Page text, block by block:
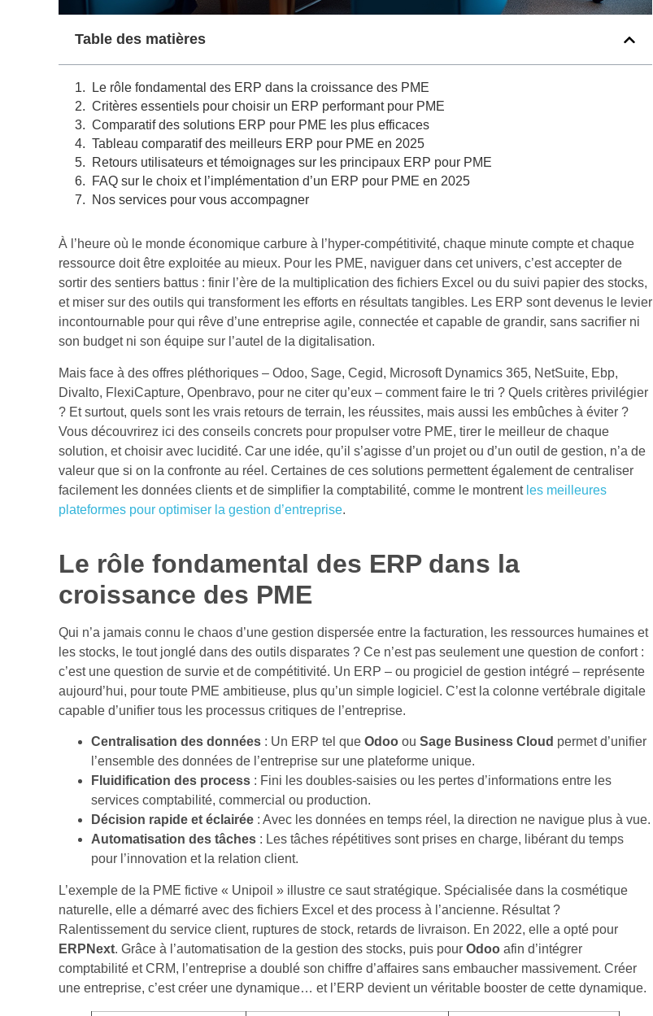
Table des matières
Le rôle fondamental des ERP dans la croissance des PME
Critères essentiels pour choisir un ERP performant pour PME
Comparatif des solutions ERP pour PME les plus efficaces
Tableau comparatif des meilleurs ERP pour PME en 2025
Retours utilisateurs et témoignages sur les principaux ERP pour PME
FAQ sur le choix et l’implémentation d’un ERP pour PME en 2025
Nos services pour vous accompagner
À l’heure où le monde économique carbure à l’hyper-compétitivité, chaque minute compte et chaque
ressource doit être exploitée au mieux. Pour les PME, naviguer dans cet univers, c’est accepter de
sortir des sentiers battus : finir l’ère de la multiplication des fichiers Excel ou du suivi papier des stocks,
et miser sur des outils qui transforment les efforts en résultats tangibles. Les ERP sont devenus le levier
incontournable pour qui rêve d’une entreprise agile, connectée et capable de grandir, sans sacrifier ni
son budget ni son équipe sur l’autel de la digitalisation.
Mais face à des offres pléthoriques – Odoo, Sage, Cegid, Microsoft Dynamics 365, NetSuite, Ebp,
Divalto, FlexiCapture, Openbravo, pour ne citer qu’eux – comment faire le tri ? Quels critères privilégier
? Et surtout, quels sont les vrais retours de terrain, les réussites, mais aussi les embûches à éviter ?
Vous découvrirez ici des conseils concrets pour propulser votre PME, tirer le meilleur de chaque
solution, et choisir avec lucidité. Car une idée, qu’il s’agisse d’un projet ou d’un outil de gestion, n’a de
valeur que si on la confronte au réel. Certaines de ces solutions permettent également de centraliser
facilement les données clients et de simplifier la comptabilité, comme le montrent les meilleures
plateformes pour optimiser la gestion d’entreprise.
Le rôle fondamental des ERP dans la
croissance des PME
Qui n’a jamais connu le chaos d’une gestion dispersée entre la facturation, les ressources humaines et
les stocks, le tout jonglé dans des outils disparates ? Ce n’est pas seulement une question de confort :
c’est une question de survie et de compétitivité. Un ERP – ou progiciel de gestion intégré – représente
aujourd’hui, pour toute PME ambitieuse, plus qu’un simple logiciel. C’est la colonne vertébrale digitale
capable d’unifier tous les processus critiques de l’entreprise.
Centralisation des données : Un ERP tel que Odoo ou Sage Business Cloud permet d’unifier
l’ensemble des données de l’entreprise sur une plateforme unique.
Fluidification des process : Fini les doubles-saisies ou les pertes d’informations entre les
services comptabilité, commercial ou production.
Décision rapide et éclairée : Avec les données en temps réel, la direction ne navigue plus à vue.
Automatisation des tâches : Les tâches répétitives sont prises en charge, libérant du temps
pour l’innovation et la relation client.
L’exemple de la PME fictive « Unipoil » illustre ce saut stratégique. Spécialisée dans la cosmétique
naturelle, elle a démarré avec des fichiers Excel et des process à l’ancienne. Résultat ?
Ralentissement du service client, ruptures de stock, retards de livraison. En 2022, elle a opté pour
ERPNext. Grâce à l’automatisation de la gestion des stocks, puis pour Odoo afin d’intégrer
comptabilité et CRM, l’entreprise a doublé son chiffre d’affaires sans embaucher massivement. Créer
une entreprise, c’est créer une dynamique… et l’ERP devient un véritable booster de cette dynamique.